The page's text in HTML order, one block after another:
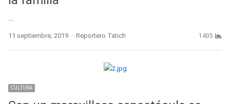
…
11 septiembre, 2019 Author
Reportero Tatich 1405
CULTURA